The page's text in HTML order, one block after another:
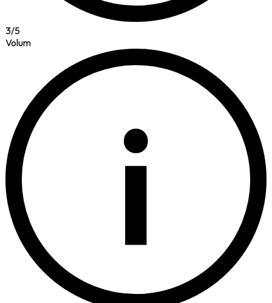
3/5
Volum
i